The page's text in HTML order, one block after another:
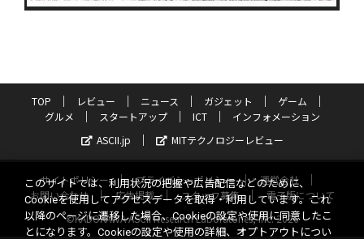
TOP レビュー ニュース ガジェット
ゲーム
グルメ
スタートアップ ICT
インフォメーション
ASCII.jp
MITテクノロジーレビュー
サイトポリシー プライバシーポリシー
運営会社
お問い合わせ
広告掲載 スタッフ募集
電子版について
©KADOKAWA ASCII Research Laboratories, Inc. 2026
このサイトでは、利用状況の把握や広告配信などのために、
Cookieを使用してアクセスデータを取得・利用しています。これ
以降のページに遷移した場合、Cookieの設定や使用に同意したこ
とになります。Cookieの設定や使用の詳細、オプトアウトについ